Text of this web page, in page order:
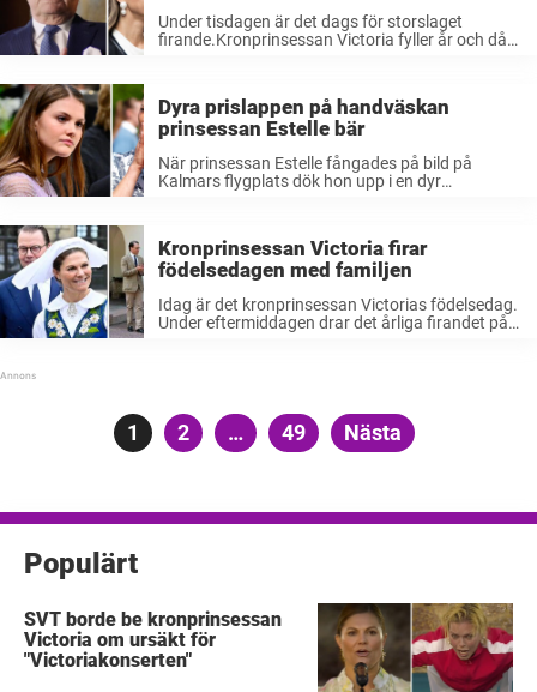
Under tisdagen är det dags för storslaget
firande.Kronprinsessan Victoria fyller år och då
varken ...
Dyra prislappen på handväskan
prinsessan Estelle bär
När prinsessan Estelle fångades på bild på
Kalmars flygplats dök hon upp i en dyr
Kronprinsessan Victoria firar
födelsedagen med familjen
Idag är det kronprinsessan Victorias födelsedag.
Under eftermiddagen drar det årliga firandet på
Sidnumrering
Sida
1 Sida
2 … Sida
49 Nästa
Populärt
SVT borde be kronprinsessan
Victoria om ursäkt för
"Victoriakonserten"